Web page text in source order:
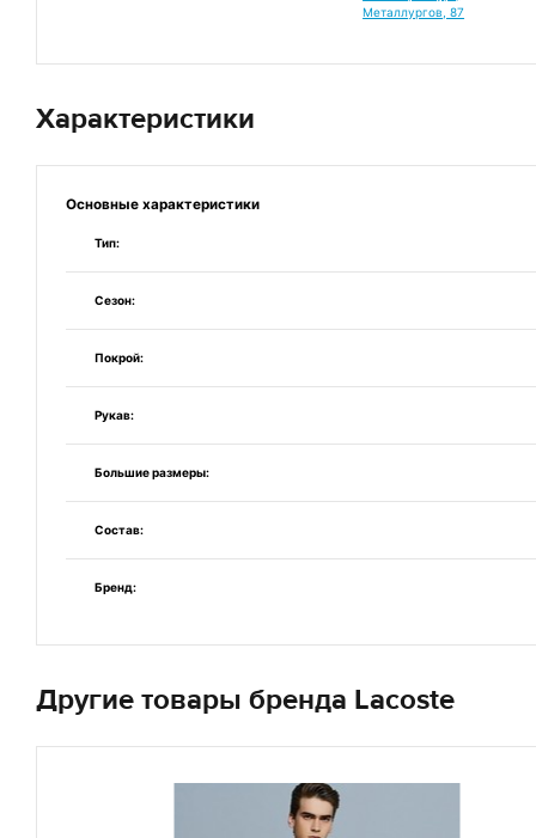
Металлургов, 87
Характеристики
Основные характеристики
Тип:
Сезон:
Покрой:
Рукав:
Большие размеры:
Состав:
Бренд:
Другие товары бренда Lacoste